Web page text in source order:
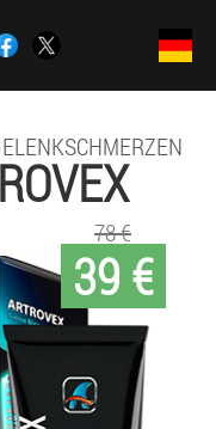
39 €
78 €